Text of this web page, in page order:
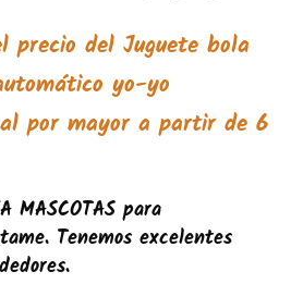
precio del Juguete bola
yo-yo
por mayor a partir de 6
MASCOTAS para
Tenemos excelentes